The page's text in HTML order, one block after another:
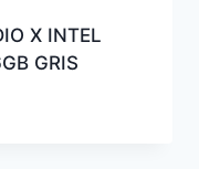
X INTEL
GRIS